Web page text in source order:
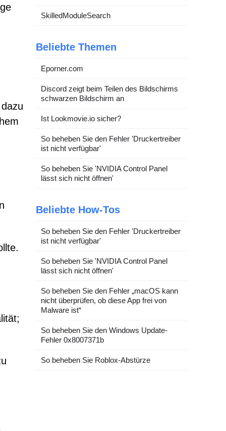
SkilledModuleSearch
Beliebte Themen
Eporner.com
Discord zeigt beim Teilen des Bildschirms
schwarzen Bildschirm an
Ist Lookmovie.io sicher?
So beheben Sie den Fehler 'Druckertreiber
ist nicht verfügbar'
So beheben Sie 'NVIDIA Control Panel
lässt sich nicht öffnen'
Beliebte How-Tos
So beheben Sie den Fehler 'Druckertreiber
ist nicht verfügbar'
So beheben Sie 'NVIDIA Control Panel
lässt sich nicht öffnen'
So beheben Sie den Fehler „macOS kann
nicht überprüfen, ob diese App frei von
Malware ist“
So beheben Sie den Windows Update-
Fehler 0x8007371b
So beheben Sie Roblox-Abstürze